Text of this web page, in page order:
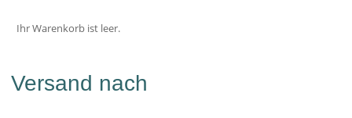
Ihr Warenkorb ist leer.
Versand nach